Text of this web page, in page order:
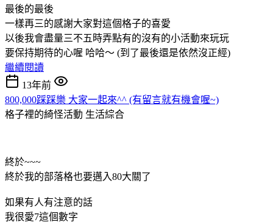
最後的最後
一樣再三的感謝大家對這個格子的喜愛
以後我會盡量三不五時弄點有的沒有的小活動來玩玩
要保持期待的心喔 哈哈～ (到了最後還是依然沒正經)
繼續閱讀
13年前
800,000踩踩樂 大家一起來^^ (有留言就有機會喔~)
格子裡的綺怪活動 生活綜合
終於~~~
終於我的部落格也要邁入80大關了
如果有人有注意的話
我很愛7這個數字